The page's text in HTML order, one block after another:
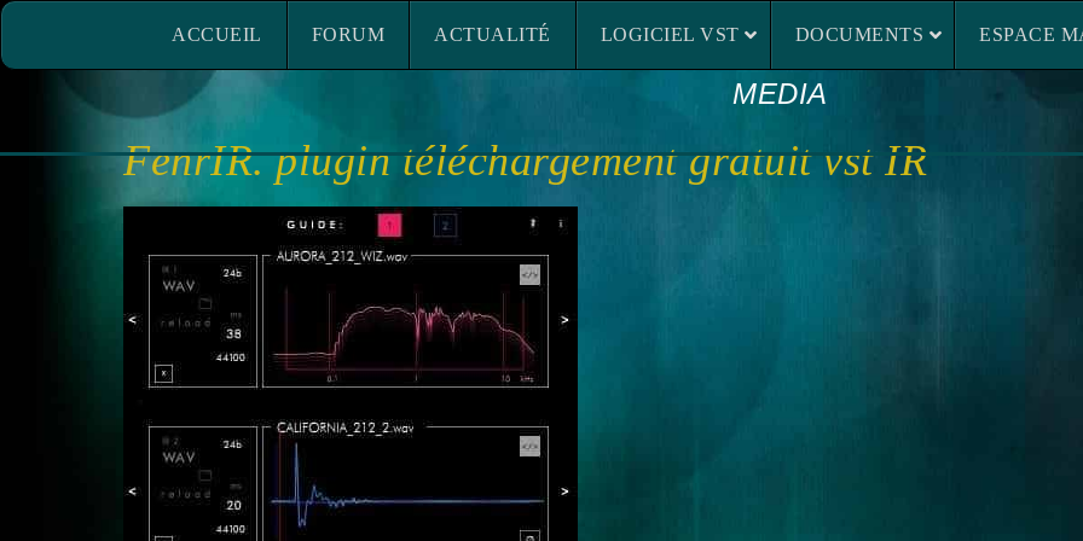
ACCUEIL FORUM ACTUALITÉ LOGICIEL VST DOCUMENTS
MEDIA
FenrIR. plugin téléchargement gratuit vst IR
ACCUEIL FORUM ACTUALITÉ LOGICIEL VST DOCUMENTS ESPACE